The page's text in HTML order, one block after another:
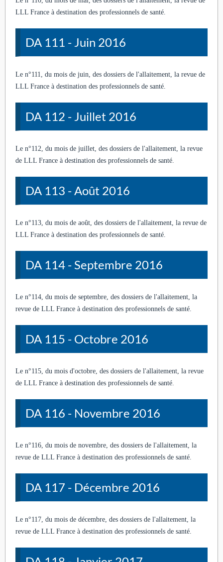
LLL France à destination des professionnels de santé.
DA 111 - Juin 2016
Le n°111, du mois de juin, des dossiers de l'allaitement, la revue de
LLL France à destination des professionnels de santé.
DA 112 - Juillet 2016
Le n°112, du mois de juillet, des dossiers de l'allaitement, la revue
de LLL France à destination des professionnels de santé.
DA 113 - Août 2016
Le n°113, du mois de août, des dossiers de l'allaitement, la revue de
LLL France à destination des professionnels de santé.
DA 114 - Septembre 2016
Le n°114, du mois de septembre, des dossiers de l'allaitement, la
revue de LLL France à destination des professionnels de santé.
DA 115 - Octobre 2016
Le n°115, du mois d'octobre, des dossiers de l'allaitement, la revue
de LLL France à destination des professionnels de santé.
DA 116 - Novembre 2016
Le n°116, du mois de novembre, des dossiers de l'allaitement, la
revue de LLL France à destination des professionnels de santé.
DA 117 - Décembre 2016
Le n°117, du mois de décembre, des dossiers de l'allaitement, la
revue de LLL France à destination des professionnels de santé.